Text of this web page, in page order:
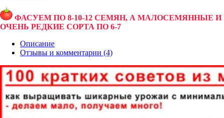
ФАСУЕМ ПО 8-10-12 СЕМЯН, А МАЛОСЕМЯННЫЕ И
ОЧЕНЬ РЕДКИЕ СОРТА ПО 6-7
Описание
Отзывы и комментарии (4)